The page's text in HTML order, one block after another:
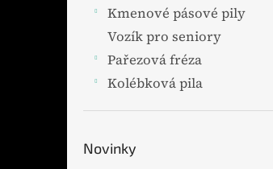
Kmenové pásové pily
Vozík pro seniory
Pařezová fréza
Kolébková pila
Novinky